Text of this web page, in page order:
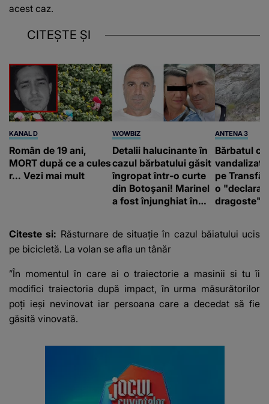
acest caz.
CITEȘTE ȘI
KANAL D
Român de 19 ani,
MORT după ce a cules
r... Vezi mai mult
WOWBIZ
Detalii halucinante în
cazul bărbatului găsit
îngropat într-o curte
din Botoșani! Marinel
a fost înjunghiat în
suspecți
ANTENA 3
Bărbatul
vandalizat
pe
o
dragoste"
Citeste si: Răsturnare de situație în cazul băiatului ucis
pe bicicletă. La volan se afla un tânăr
”În momentul în care ai o traiectorie a masinii si tu îi
modifici traiectoria după impact, în urma măsurătorilor
poți ieși nevinovat iar persoana care a decedat să fie
găsită vinovată.